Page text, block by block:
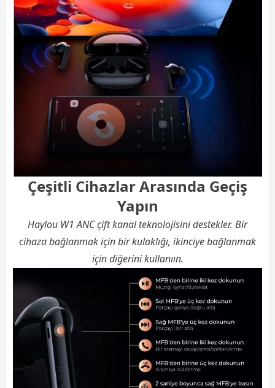
Çeşitli Cihazlar Arasında Geçiş
Yapın
Haylou W1 ANC çift kanal teknolojisini destekler. Bir
cihaza bağlanmak için bir kulaklığı, ikinciye bağlanmak
için diğerini kullanıın.